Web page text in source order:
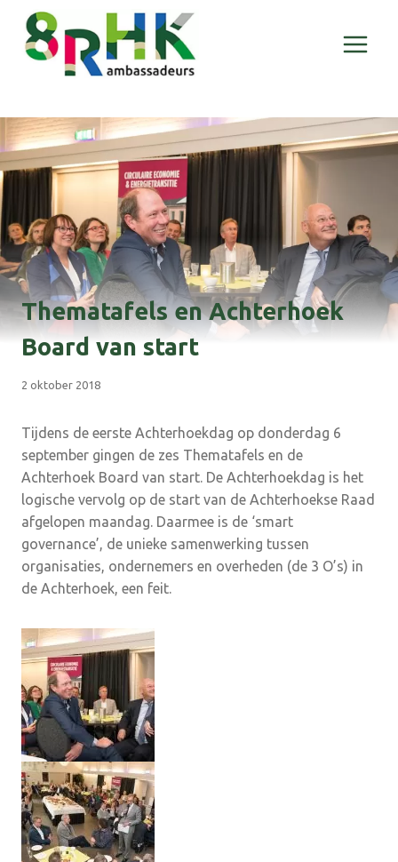
Doorgaan
naar
inhoud
Thematafels en Achterhoek
Board van start
2 oktober 2018
Tijdens de eerste Achterhoekdag op donderdag 6
september gingen de zes Thematafels en de
Achterhoek Board van start. De Achterhoekdag is het
logische vervolg op de start van de Achterhoekse Raad
afgelopen maandag. Daarmee is de ‘smart
governance’, de unieke samenwerking tussen
organisaties, ondernemers en overheden (de 3 O’s) in
de Achterhoek, een feit.